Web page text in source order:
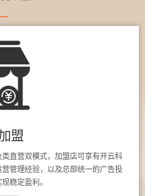
盟
直营双模式，加盟店可享有开云科
管理经验，以及总部统一的广告投
稳定盈利。